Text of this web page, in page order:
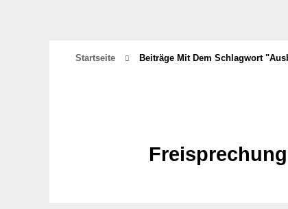
Startseite Beiträge Mit Dem Schlagwort